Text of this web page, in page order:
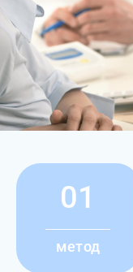
01
метод